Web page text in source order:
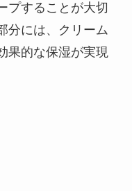
プすることが大切
分には、クリーム
果的な保湿が実現